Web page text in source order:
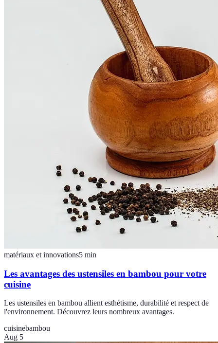
matériaux et innovations5 min
Les avantages des ustensiles en bambou pour votre
cuisine
Les ustensiles en bambou allient esthétisme, durabilité et respect de
l'environnement. Découvrez leurs nombreux avantages.
cuisinebambou
Aug 5